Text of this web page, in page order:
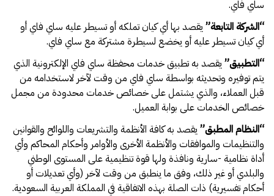
ساي فاي.
“الشركة التابعة” يقصد بها أي كيان تملكه أو تسيطر عليه ساي فاي أو
أي كيان تسيطر عليه أو يخضع لسيطرة مشتركة مع ساي فاي.
“التطبيق” يقصد به تطبيق خدمات محفظة ساي فاي الإلكترونية الذي
يتم توفيره وتحديثه بواسطة ساي فاي من وقت لآخر لاستخدامه من
قبل العملاء، والذي يشتمل على خصائص خدمات محدودة من مجمل
خصائص الخدمات على بوابة العميل.
“النظام المطبق” يقصد به كافة الأنظمة والتشريعات واللوائح والقوانين
والتنظيمات والموافقات والأنظمة الأخرى والأوامر وأحكام المحاكم وأي
أداة نظامية -سارية ونافذة ولها قوة تنظيمية على المستوى الوطني
والبلدي أو غير ذلك، وفق ما ينطبق من وقت لآخر (وأي تعديلات أو
أحكام تفسيرية) ذات الصلة بهذه الاتفاقية في المملكة العربية السعودية.